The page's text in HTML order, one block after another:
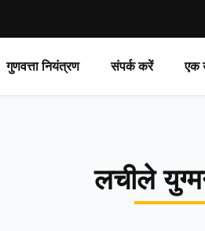
गुणवत्ता नियंत्रण संपर्क करें एक
लचीले